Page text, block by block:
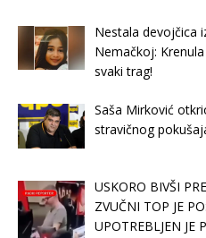
Nestala devojčica
Nemačkoj:
svaki trag!
Saša Mirković
stravičnog
USKORO BIVŠI
ZVUČNI TOP JE
UPOTREBLJEN JE